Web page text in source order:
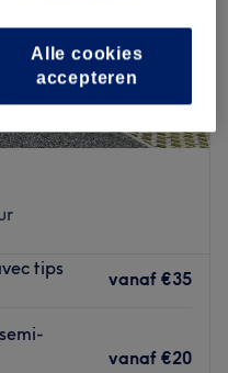
en persoonlijke
doel iedere klant te
De salon is gelegen
een
meer dan 3 jaar
en een
dat iedere klant de
tips
vanaf €35
vanaf €20
Alle cookies
accepteren